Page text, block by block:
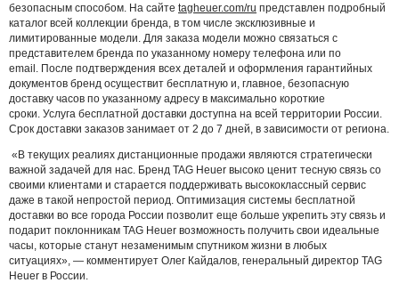
безопасным способом. На сайте tagheuer.com/ru представлен подробный
каталог всей коллекции бренда, в том числе эксклюзивные и
лимитированные модели. Для заказа модели можно связаться с
представителем бренда по указанному номеру телефона или по
email. После подтверждения всех деталей и оформления гарантийных
документов бренд осуществит бесплатную и, главное, безопасную
доставку часов по указанному адресу в максимально короткие
сроки. Услуга бесплатной доставки доступна на всей территории России.
Срок доставки заказов занимает от 2 до 7 дней, в зависимости от региона.
«В текущих реалиях дистанционные продажи являются стратегически
важной задачей для нас. Бренд TAG Heuer высоко ценит тесную связь со
своими клиентами и старается поддерживать высококлассный сервис
даже в такой непростой период. Оптимизация системы бесплатной
доставки во все города России позволит еще больше укрепить эту связь и
подарит поклонникам TAG Heuer возможность получить свои идеальные
часы, которые станут незаменимым спутником жизни в любых
ситуациях», — комментирует Олег Кайдалов, генеральный директор TAG
Heuer в России.